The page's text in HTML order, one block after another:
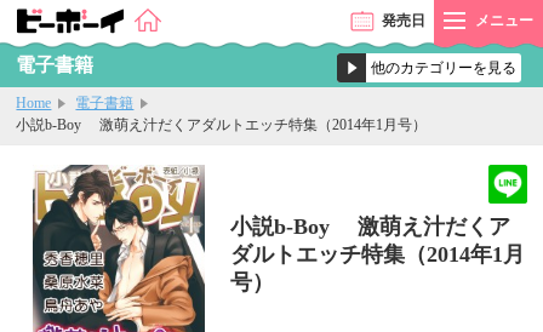
発売日 メニュー
電子書籍
Home
電子書籍
小説b-Boy 激萌え汁だくアダルトエッチ特集（2014年1月号）
小説b-Boy 激萌え汁だくア
ダルトエッチ特集（2014年1月
号）